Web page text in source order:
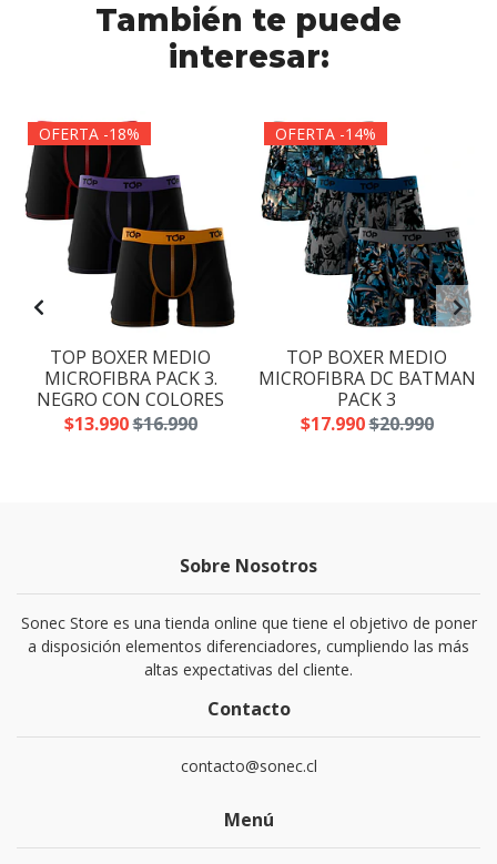
También te puede
interesar:
OFERTA -18%
TOP BOXER MEDIO
MICROFIBRA PACK 3.
NEGRO CON COLORES
$13.990$16.990
OFERTA -14%
TOP BOXER MEDIO
MICROFIBRA DC BATMAN
PACK 3
$17.990$20.990
Sobre Nosotros
Sonec Store es una tienda online que tiene el objetivo de poner
a disposición elementos diferenciadores, cumpliendo las más
altas expectativas del cliente.
Contacto
contacto@sonec.cl
Menú